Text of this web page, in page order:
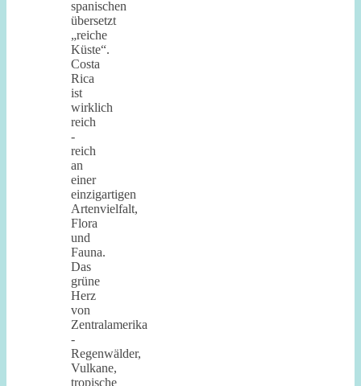
spanischen
übersetzt
„reiche
Küste“.
Costa
Rica
ist
wirklich
reich
-
reich
an
einer
einzigartigen
Artenvielfalt,
Flora
und
Fauna.
Das
grüne
Herz
von
Zentralamerika
-
Regenwälder,
Vulkane,
tropische